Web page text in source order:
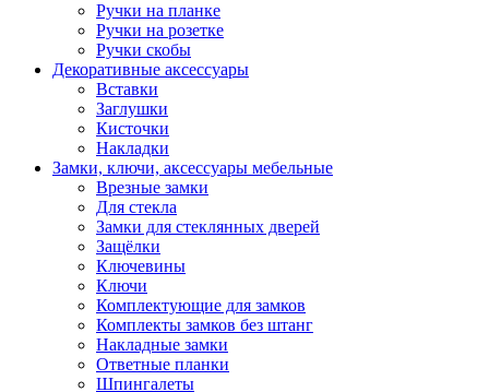
Ручки на планке
Ручки на розетке
Ручки скобы
Декоративные аксессуары
Вставки
Заглушки
Кисточки
Накладки
Замки, ключи, аксессуары мебельные
Врезные замки
Для стекла
Замки для стеклянных дверей
Защёлки
Ключевины
Ключи
Комплектующие для замков
Комплекты замков без штанг
Накладные замки
Ответные планки
Шпингалеты